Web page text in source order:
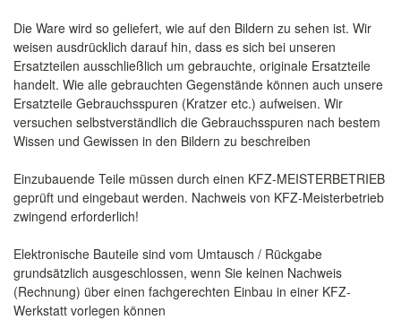
Die Ware wird so geliefert, wie auf den Bildern zu sehen ist. Wir
weisen ausdrücklich darauf hin, dass es sich bei unseren
Ersatzteilen ausschließlich um gebrauchte, originale Ersatzteile
handelt. Wie alle gebrauchten Gegenstände können auch unsere
Ersatzteile Gebrauchsspuren (Kratzer etc.) aufweisen. Wir
versuchen selbstverständlich die Gebrauchsspuren nach bestem
Wissen und Gewissen in den Bildern zu beschreiben
Einzubauende Teile müssen durch einen KFZ-MEISTERBETRIEB
geprüft und eingebaut werden. Nachweis von KFZ-Meisterbetrieb
zwingend erforderlich!
Elektronische Bauteile sind vom Umtausch / Rückgabe
grundsätzlich ausgeschlossen, wenn Sie keinen Nachweis
(Rechnung) über einen fachgerechten Einbau in einer KFZ-
Werkstatt vorlegen können